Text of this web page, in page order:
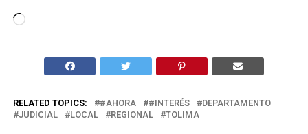
Cargando...
RELATED TOPICS: #AHORA #INTERÉS
DEPARTAMENTO
JUDICIAL
LOCAL REGIONAL TOLIMA